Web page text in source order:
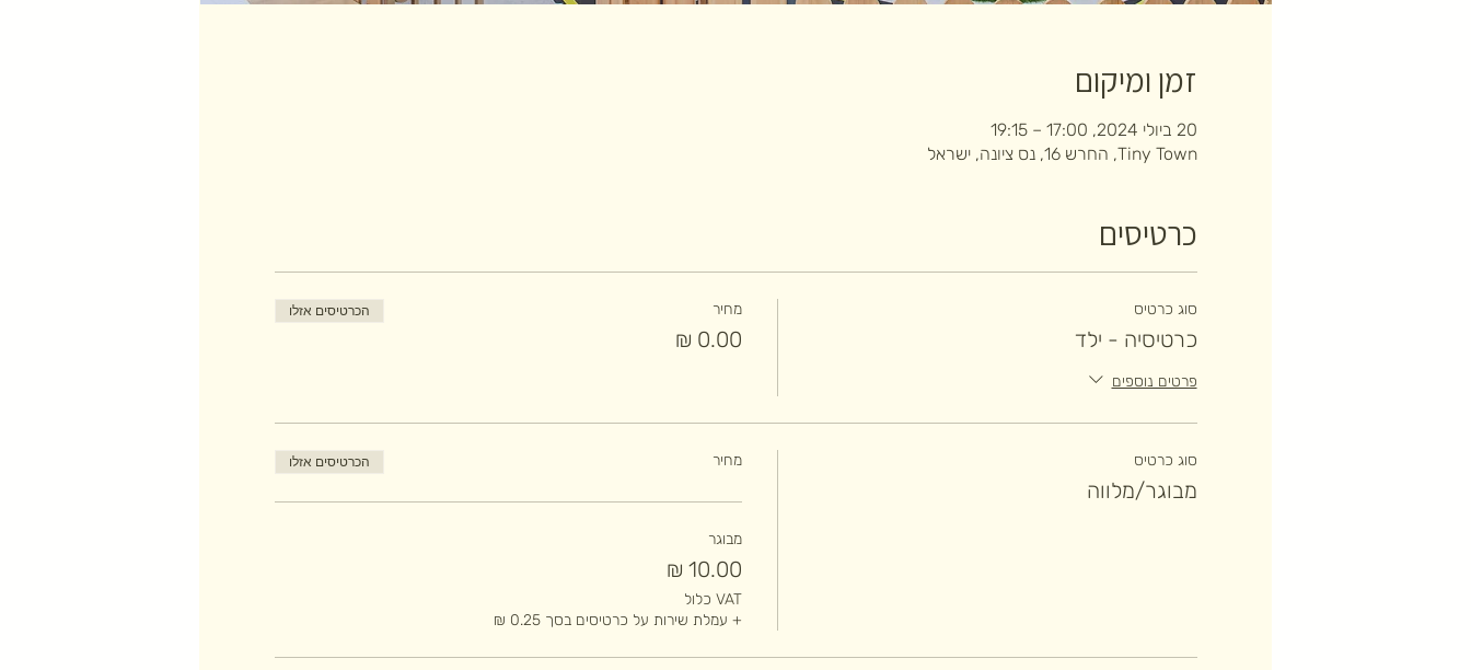
זמן ומיקום
20 ביולי 2024, 17:00 – 19:15
Tiny Town, החרש 16, נס ציונה, ישראל
כרטיסים
סוג כרטיס
כרטיסיה - ילד
פרטים נוספים
מחיר הכרטיסים אזלו
סוג כרטיס
מבוגר/מלווה
מחיר הכרטיסים אזלו
מבוגר
VAT כלול
+ עמלת שירות על כרטיסים בסך ‏0.25 ‏₪